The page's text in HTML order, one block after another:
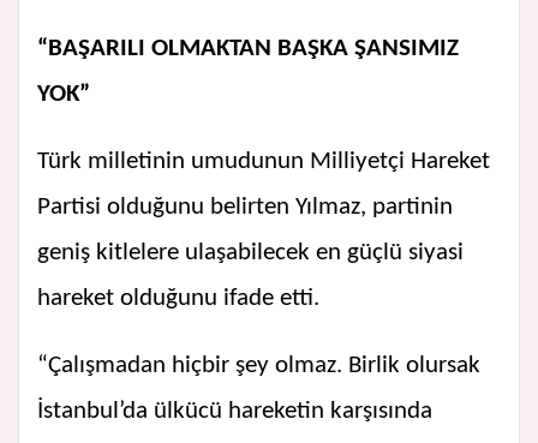
“BAŞARILI OLMAKTAN BAŞKA ŞANSIMIZ
YOK”
Türk milletinin umudunun Milliyetçi Hareket
Partisi olduğunu belirten Yılmaz, partinin
geniş kitlelere ulaşabilecek en güçlü siyasi
hareket olduğunu ifade etti.
“Çalışmadan hiçbir şey olmaz. Birlik olursak
İstanbul’da ülkücü hareketin karşısında